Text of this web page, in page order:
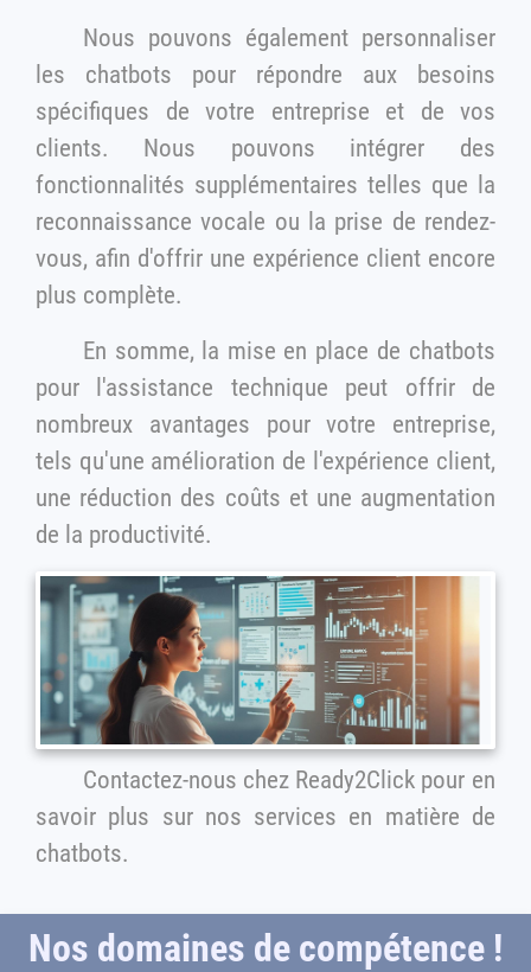
Nous pouvons également personnaliser
les chatbots pour répondre aux besoins
spécifiques de votre entreprise et de vos
clients. Nous pouvons intégrer des
fonctionnalités supplémentaires telles que la
reconnaissance vocale ou la prise de rendez-
vous, afin d'offrir une expérience client encore
plus complète.
En somme, la mise en place de chatbots
pour l'assistance technique peut offrir de
nombreux avantages pour votre entreprise,
tels qu'une amélioration de l'expérience client,
une réduction des coûts et une augmentation
de la productivité.
Contactez-nous chez Ready2Click pour en
savoir plus sur nos services en matière de
chatbots.
Nos domaines de compétence !